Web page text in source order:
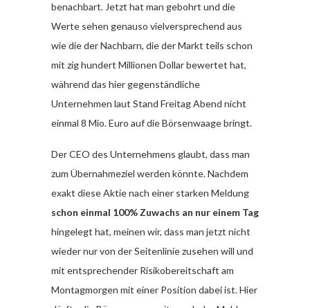
benachbart. Jetzt hat man gebohrt und die
Werte sehen genauso vielversprechend aus
wie die der Nachbarn, die der Markt teils schon
mit zig hundert Millionen Dollar bewertet hat,
während das hier gegenständliche
Unternehmen laut Stand Freitag Abend nicht
einmal 8 Mio. Euro auf die Börsenwaage bringt.
Der CEO des Unternehmens glaubt, dass man
zum Übernahmeziel werden könnte. Nachdem
exakt diese Aktie nach einer starken Meldung
schon einmal 100% Zuwachs an nur einem Tag
hingelegt hat, meinen wir, dass man jetzt nicht
wieder nur von der Seitenlinie zusehen will und
mit entsprechender Risikobereitschaft am
Montagmorgen mit einer Position dabei ist. Hier